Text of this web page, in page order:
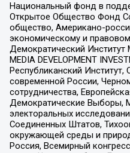
Национальный фонд в
Открытое Общество Фонд
общество, Американо-
экономическому и
Демократический
MEDIA DEVELOPMENT
Республиканский Институт,
современной России,
сотрудничества,
Демократические Выборы,
электоральных
Соединенных Штатов,
окружающей среды и
Россия, Всемирный